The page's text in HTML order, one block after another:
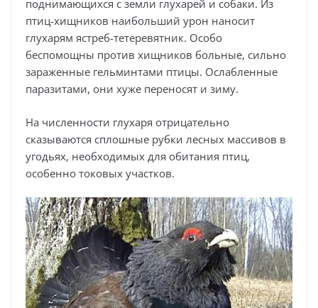
поднимающихся с земли глухарей и собаки. Из
птиц-хищников наибольший урон наносит
глухарям ястреб-тетеревятник. Особо
беспомощны против хищников больные, сильно
зараженные гельминтами птицы. Ослабленные
паразитами, они хуже переносят и зиму.
На численности глухаря отрицательно
сказываются сплошные рубки лесных массивов в
угодьях, необходимых для обитания птиц,
особенно токовых участков.